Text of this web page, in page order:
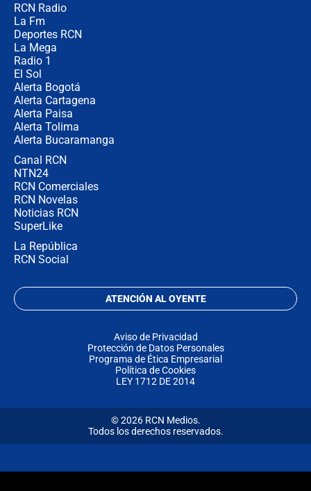
RCN Radio
La Fm
Deportes RCN
La Mega
Radio 1
El Sol
Alerta Bogotá
Alerta Cartagena
Alerta Paisa
Alerta Tolima
Alerta Bucaramanga
Canal RCN
NTN24
RCN Comerciales
RCN Novelas
Noticias RCN
SuperLike
La República
RCN Social
ATENCIÓN AL OYENTE
Aviso de Privacidad
Protección de Datos Personales
Programa de Ética Empresarial
Política de Cookies
LEY 1712 DE 2014
© 2026 RCN Medios.
Todos los derechos reservados.